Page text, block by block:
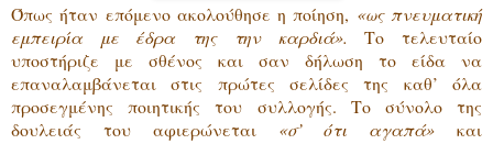
Όπως ήταν επόμενο ακολούθησε η ποίηση, «ως πνευματική
εμπειρία με έδρα της την καρδιά». Το τελευταίο
υποστήριζε με σθένος και σαν δήλωση το είδα να
επαναλαμβάνεται στις πρώτες σελίδες της καθ’ όλα
προσεγμένης ποιητικής του συλλογής. Το σύνολο της
δουλειάς του αφιερώνεται «σ’ ότι αγαπά» και